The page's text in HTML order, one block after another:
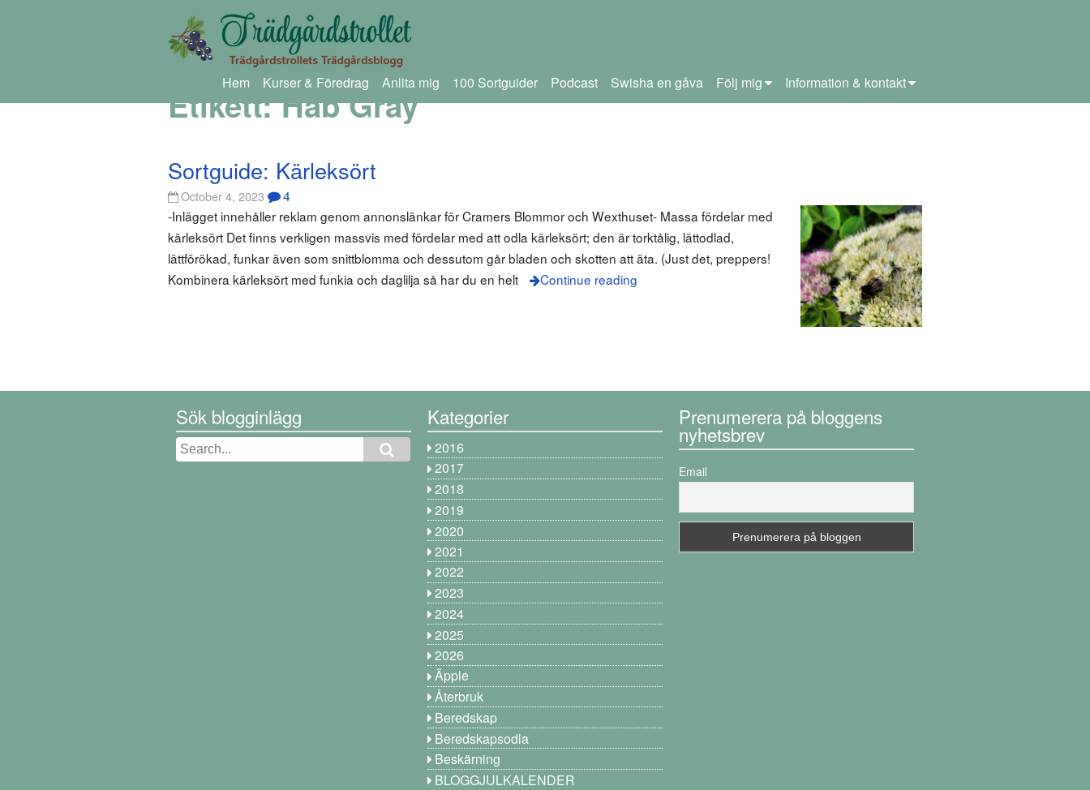
Hem Kurser & Föredrag Anlita mig 100 Sortguider Podcast Swisha en gåva Följ mig Information & kontakt
Etikett:Hab Gray
Sortguide: Kärleksört
October 4, 2023 4
-Inlägget innehåller reklam genom annonslänkar för Cramers Blommor och Wexthuset- Massa fördelar med
kärleksört Det finns verkligen massvis med fördelar med att odla kärleksört; den är torktålig, lättodlad,
lättförökad, funkar även som snittblomma och dessutom går bladen och skotten att äta. (Just det, preppers!
Kombinera kärleksört med funkia och daglilja så har du en helt
Continue reading
Sök blogginlägg Kategorier
2016
2017
2018
2019
2020
2021
2022
2023
2024
2025
2026
Äpple
Återbruk
Beredskap
Beredskapsodla
Beskärning
BLOGGJULKALENDER
Prenumerera på bloggens
nyhetsbrev
Email